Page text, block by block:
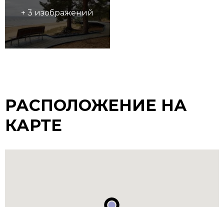
+ 3 изображений
РАСПОЛОЖЕНИЕ НА
КАРТЕ